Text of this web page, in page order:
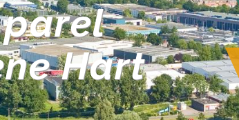
parel
Hart